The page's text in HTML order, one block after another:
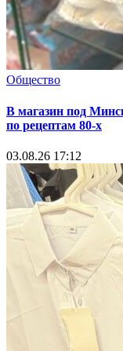
Общество
В магазин под
по рецептам 80-х
03.08.26 17:12